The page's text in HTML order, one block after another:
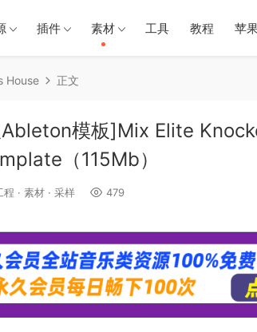
插件 素材 工具 教程 苹
House 正文
模板]Mix Elite
（115Mb）
程 · 素材 · 采样 479